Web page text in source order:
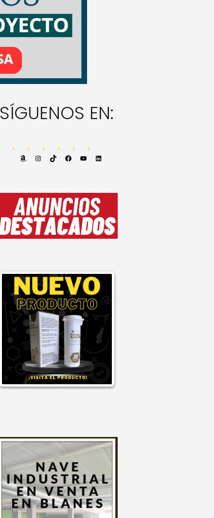
SÍGUENOS EN:
AmazonInstagram
TikTokFacebook
YouTubeLinkedIn